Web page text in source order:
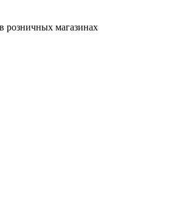
розничных магазинах